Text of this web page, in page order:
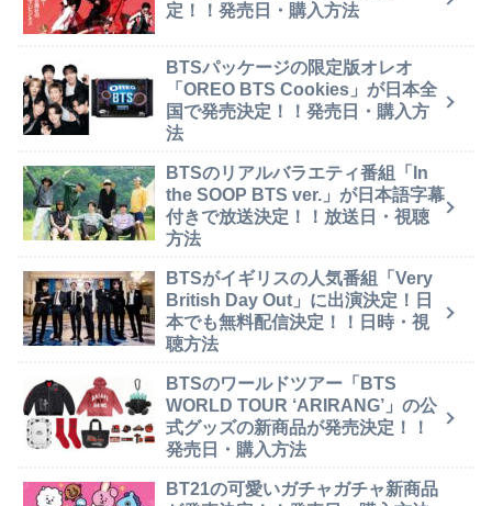
定！！発売日・購入方法
BTSパッケージの限定版オレオ
「OREO BTS Cookies」が日本全
国で発売決定！！発売日・購入方
法
BTSのリアルバラエティ番組「In
the SOOP BTS ver.」が日本語字幕
付きで放送決定！！放送日・視聴
方法
BTSがイギリスの人気番組「Very
British Day Out」に出演決定！日
本でも無料配信決定！！日時・視
聴方法
BTSのワールドツアー「BTS
WORLD TOUR ‘ARIRANG’」の公
式グッズの新商品が発売決定！！
発売日・購入方法
BT21の可愛いガチャガチャ新商品